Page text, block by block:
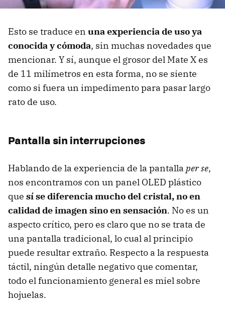
Esto se traduce en una experiencia de uso ya
conocida y cómoda, sin muchas novedades que
mencionar. Y sí, aunque el grosor del Mate X es
de 11 milímetros en esta forma, no se siente
como si fuera un impedimento para pasar largo
rato de uso.
Pantalla sin interrupciones
Hablando de la experiencia de la pantalla per se,
nos encontramos con un panel OLED plástico
que sí se diferencia mucho del cristal, no en
calidad de imagen sino en sensación. No es un
aspecto crítico, pero es claro que no se trata de
una pantalla tradicional, lo cual al principio
puede resultar extraño. Respecto a la respuesta
táctil, ningún detalle negativo que comentar,
todo el funcionamiento general es miel sobre
hojuelas.